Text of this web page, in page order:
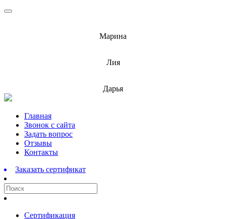
Марина
Лия
Дарья
Перейти
содержимому
Главная
Звонок с сайта
Задать вопрос
Отзывы
Контакты
Заказать сертификат
Сертификация